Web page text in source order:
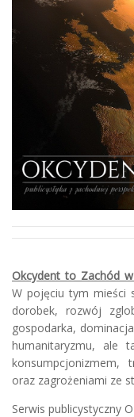
Okcydent to Zachód
W pojęciu tym mieści
dorobek, rozwój
gospodarka,
humanitaryzmu, ale
konsumpcjonizmem,
oraz zagrożeniami ze
Serwis publicystyczny